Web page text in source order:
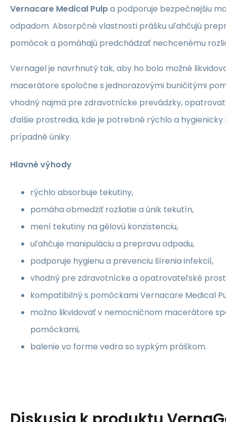
Vernacare Medical Pulpa podporuje bezpečnejšiu
odpadom. Absorpčné vlastnosti prášku uľahčujú
pomôcok a pomáhajú predchádzať nechcenému
Vernagel je navrhnutý tak, aby ho bolo možné
macerátore spoločne s jednorazovými buničitými
vhodný najmä pre zdravotnícke prevádzky,
ďalšie prostredia, kde je potrebné rýchlo a
prípadné úniky.
Hlavné výhody
rýchlo absorbuje tekutiny,
pomáha obmedziť rozliatie a únik tekutín,
mení tekutiny na gélovú konzistenciu,
uľahčuje manipuláciu a prepravu odpadu,
podporuje hygienu a prevenciu šírenia infekcií,
vhodný pre zdravotnícke a opatrovateľské
kompatibilný s pomôckami Vernacare Medical
možno likvidovať v nemocničnom macerátore
pomôckami,
balenie vo forme vedra so sypkým práškom.